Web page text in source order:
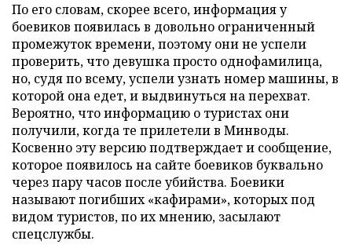
По его словам, скорее всего, информация у
боевиков появилась в довольно ограниченный
промежуток времени, поэтому они не успели
проверить, что девушка просто однофамилица,
но, судя по всему, успели узнать номер машины, в
которой она едет, и выдвинуться на перехват.
Вероятно, что информацию о туристах они
получили, когда те прилетели в Минводы.
Косвенно эту версию подтверждает и сообщение,
которое появилось на сайте боевиков буквально
через пару часов после убийства. Боевики
называют погибших «кафирами», которых под
видом туристов, по их мнению, засылают
спецслужбы.